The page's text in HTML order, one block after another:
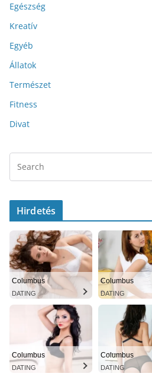
Egészség
Kreatív
Egyéb
Állatok
Természet
Fitness
Divat
Hirdetés
Columbus
DATING
Columbus
DATING
Columbus
DATING
Columbus
DATING